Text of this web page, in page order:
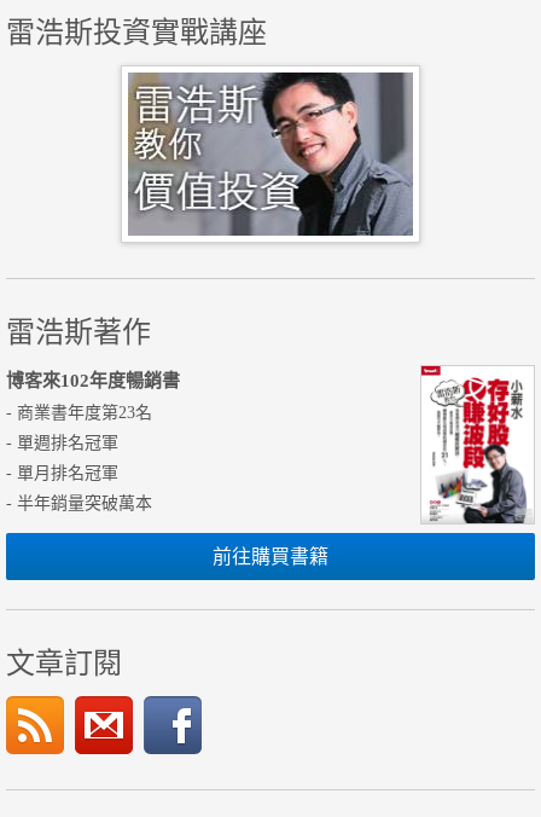
雷浩斯投資實戰講座
雷浩斯著作
博客來102年度暢銷書
- 商業書年度第23名
- 單週排名冠軍
- 單月排名冠軍
- 半年銷量突破萬本
前往購買書籍
文章訂閱